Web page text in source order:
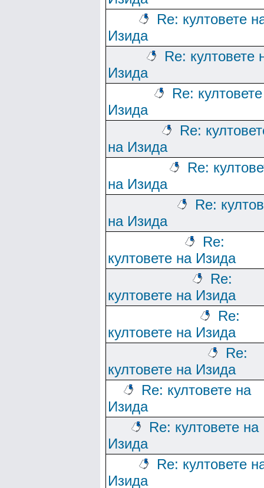
Re: култовете
Изида
Re: култовете
Изида
Re:
Изида
Re:
на Изида
Re:
на Изида
Re:
на Изида
Re:
култовете на Изида
Re:
култовете на Изида
Re:
култовете на Изида
Re:
култовете на Изида
Re: култовете на
Изида
Re: култовете на
Изида
Re: култовете
Изида